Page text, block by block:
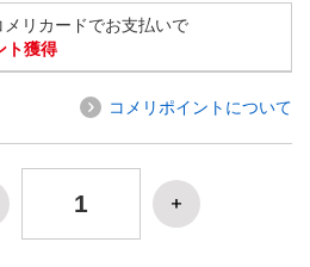
リカードでお支払いで
ト獲得
コメリポイントについて